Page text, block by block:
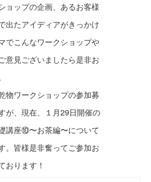
ョップの企画、あるお客様
出たアイディアがきっかけ
でこんなワークショップや
意見ございましたら是非お
物ワークショップの参加募
が、現在、１月29日開催の
講座⑩〜お茶編〜について
。皆様是非奮ってご参加お
おります！